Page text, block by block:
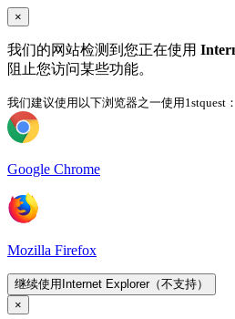
×
我们的网站检测到您正在使用
阻止您访问某些功能。
我们建议使用以下浏览器之一使用1stquest：
Google Chrome
Mozilla Firefox
继续使用Internet Explorer（不支持）
×